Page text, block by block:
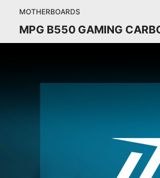
MOTHERBOARDS
MPG B550 GAMING